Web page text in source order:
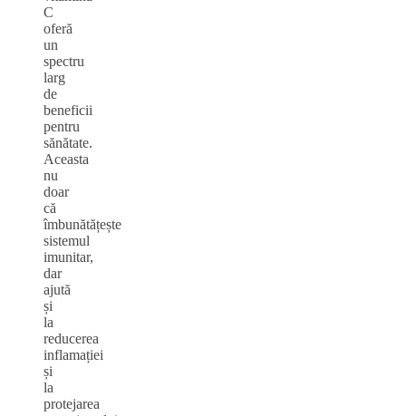
C
oferă
un
spectru
larg
de
beneficii
pentru
sănătate.
Aceasta
nu
doar
că
îmbunătățește
sistemul
imunitar,
dar
ajută
și
la
reducerea
inflamației
și
la
protejarea